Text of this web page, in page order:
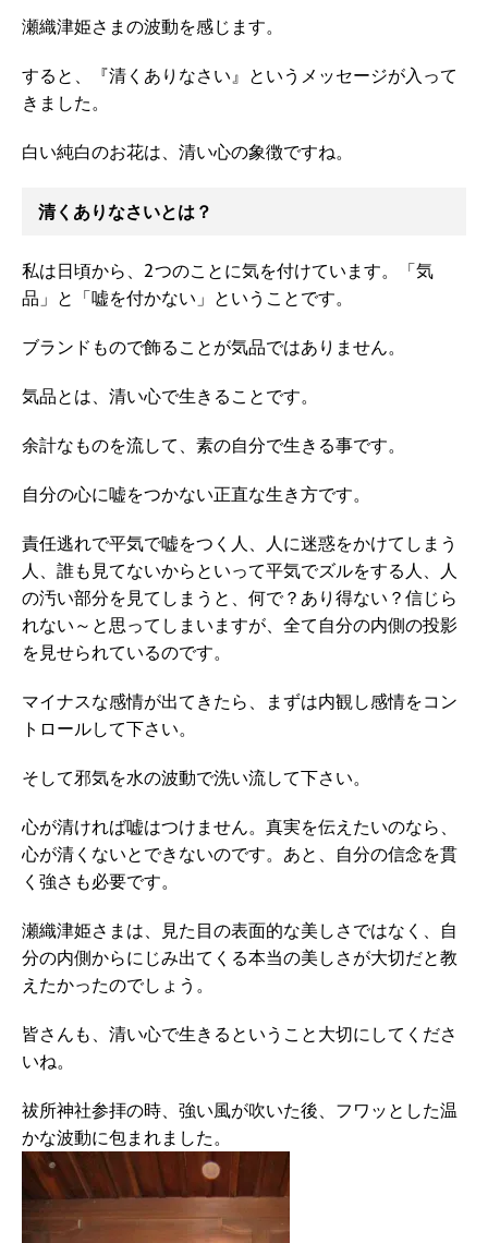
瀬織津姫さまの波動を感じます。
すると、『清くありなさい』というメッセージが入って
きました。
白い純白のお花は、清い心の象徴ですね。
清くありなさいとは？
私は日頃から、2つのことに気を付けています。「気
品」と「嘘を付かない」ということです。
ブランドもので飾ることが気品ではありません。
気品とは、清い心で生きることです。
余計なものを流して、素の自分で生きる事です。
自分の心に嘘をつかない正直な生き方です。
責任逃れで平気で嘘をつく人、人に迷惑をかけてしまう
人、誰も見てないからといって平気でズルをする人、人
の汚い部分を見てしまうと、何で？あり得ない？信じら
れない～と思ってしまいますが、全て自分の内側の投影
を見せられているのです。
マイナスな感情が出てきたら、まずは内観し感情をコン
トロールして下さい。
そして邪気を水の波動で洗い流して下さい。
心が清ければ嘘はつけません。真実を伝えたいのなら、
心が清くないとできないのです。あと、自分の信念を貫
く強さも必要です。
瀬織津姫さまは、見た目の表面的な美しさではなく、自
分の内側からにじみ出てくる本当の美しさが大切だと教
えたかったのでしょう。
皆さんも、清い心で生きるということ大切にしてくださ
いね。
祓所神社参拝の時、強い風が吹いた後、フワッとした温
かな波動に包まれました。